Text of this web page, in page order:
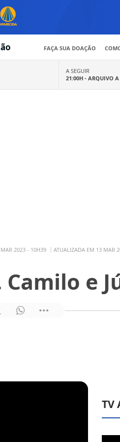
FAÇA SUA DOAÇÃO
A SEGUIR
21:00H - ARQUIVO A
2023 - 10H39 ATUALIZADA EM 13 MAR
e
TV